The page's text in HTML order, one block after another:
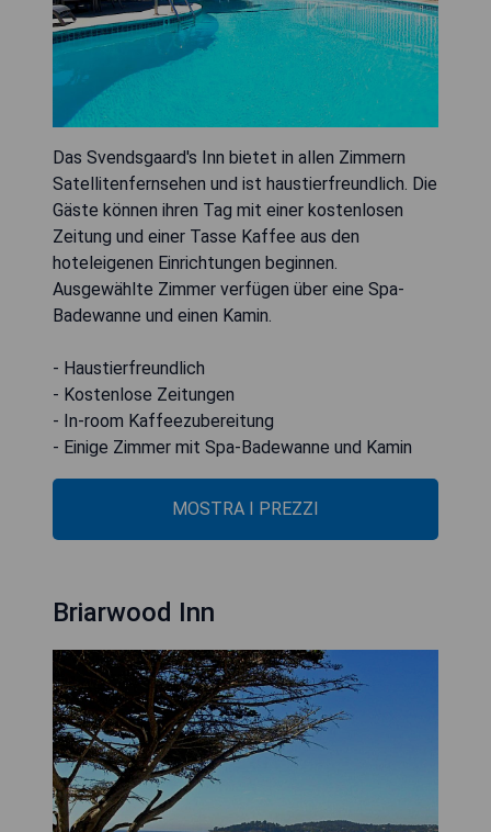
Das Svendsgaard's Inn bietet in allen Zimmern
Satellitenfernsehen und ist haustierfreundlich. Die
Gäste können ihren Tag mit einer kostenlosen
Zeitung und einer Tasse Kaffee aus den
hoteleigenen Einrichtungen beginnen.
Ausgewählte Zimmer verfügen über eine Spa-
Badewanne und einen Kamin.
- Haustierfreundlich
- Kostenlose Zeitungen
- In-room Kaffeezubereitung
MOSTRA I PREZZI
Briarwood Inn